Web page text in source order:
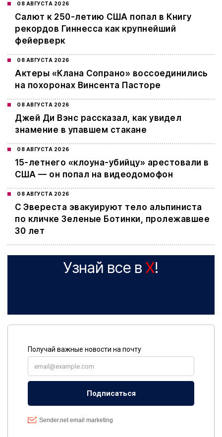
08 АВГУСТА 2026
Салют к 250-летию США попал в Книгу
рекордов Гиннесса как крупнейший
фейерверк
08 АВГУСТА 2026
Актеры «Клана Сопрано» воссоединились
на похоронах Винсента Пасторе
08 АВГУСТА 2026
Джей Ди Вэнс рассказал, как увидел
знамение в упавшем стакане
08 АВГУСТА 2026
15-летнего «клоуна-убийцу» арестовали в
США — он попал на видеодомофон
08 АВГУСТА 2026
С Эвереста эвакуируют тело альпиниста
по кличке Зеленые Ботинки, пролежавшее
30 лет
Узнай все в X!